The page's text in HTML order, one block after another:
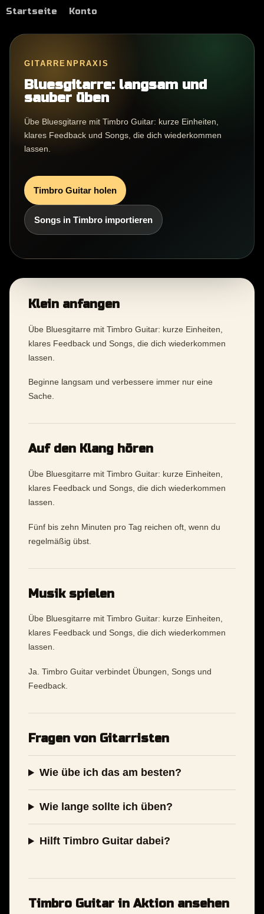
Startseite Konto
GITARRENPRAXIS
Bluesgitarre: langsam und
sauber üben
Übe Bluesgitarre mit Timbro Guitar: kurze Einheiten,
klares Feedback und Songs, die dich wiederkommen
lassen.
Timbro Guitar holen
Songs in Timbro importieren
Klein anfangen
Übe Bluesgitarre mit Timbro Guitar: kurze Einheiten,
klares Feedback und Songs, die dich wiederkommen
lassen.
Beginne langsam und verbessere immer nur eine
Sache.
Auf den Klang hören
Übe Bluesgitarre mit Timbro Guitar: kurze Einheiten,
klares Feedback und Songs, die dich wiederkommen
lassen.
Fünf bis zehn Minuten pro Tag reichen oft, wenn du
regelmäßig übst.
Musik spielen
Übe Bluesgitarre mit Timbro Guitar: kurze Einheiten,
klares Feedback und Songs, die dich wiederkommen
lassen.
Ja. Timbro Guitar verbindet Übungen, Songs und
Feedback.
Fragen von Gitarristen
Wie übe ich das am besten?
Wie lange sollte ich üben?
Hilft Timbro Guitar dabei?
Timbro Guitar in Aktion ansehen